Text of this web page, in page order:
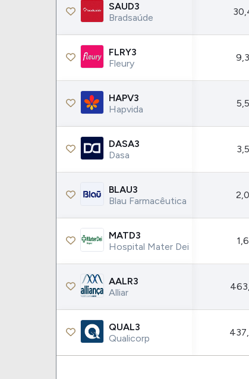
Klabin
Petrobrás
Ver todos
KNCR11
SAUD3
Bradsaúde
FLRY3
Fleury
HAPV3
Hapvida
DASA3
Dasa
BLAU3
Blau Farmacêutica
MATD3
Hospital Mater Dei
AALR3
Alliar
QUAL3
Qualicorp